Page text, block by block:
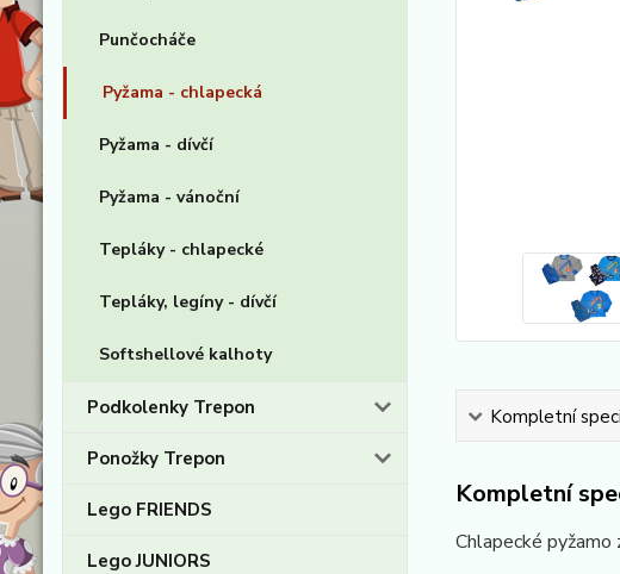
Punčocháče
Pyžama - chlapecká
Pyžama - dívčí
Pyžama - vánoční
Tepláky - chlapecké
Tepláky, legíny - dívčí
Softshellové kalhoty
Podkolenky Trepon
Ponožky Trepon
Lego FRIENDS
Lego JUNIORS
Kompletní
Kompletní
Chlapecké pyžamo